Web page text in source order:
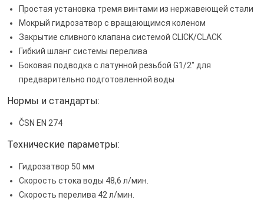
Простая установка тремя винтами из нержавеющей стали
Мокрый гидрозатвор с вращающимся коленом
Закрытие сливного клапана системой CLICK/CLACK
Гибкий шланг системы перелива
Боковая подводка с латунной резьбой G1/2" для
предварительно подготовленной воды
Нормы и стандарты:
ČSN EN 274
Технические параметры:
Гидрозатвор 50 мм
Скорость стока воды 48,6 л/мин.
Скорость перелива 42 л/мин.